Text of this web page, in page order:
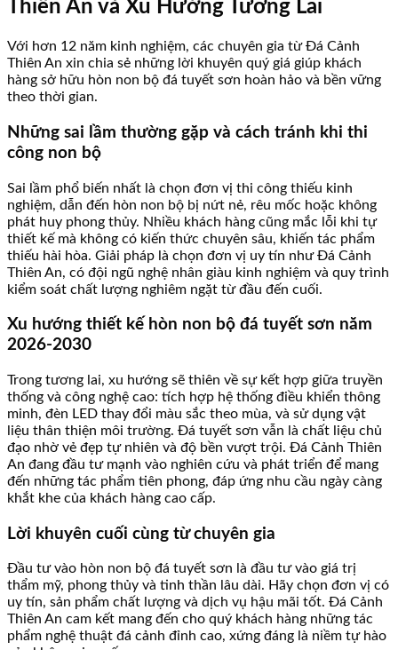
Thiên An và Xu Hướng Tương Lai
Với hơn 12 năm kinh nghiệm, các chuyên gia từ Đá Cảnh
Thiên An xin chia sẻ những lời khuyên quý giá giúp khách
hàng sở hữu hòn non bộ đá tuyết sơn hoàn hảo và bền vững
theo thời gian.
Những sai lầm thường gặp và cách tránh khi thi
công non bộ
Sai lầm phổ biến nhất là chọn đơn vị thi công thiếu kinh
nghiệm, dẫn đến hòn non bộ bị nứt nẻ, rêu mốc hoặc không
phát huy phong thủy. Nhiều khách hàng cũng mắc lỗi khi tự
thiết kế mà không có kiến thức chuyên sâu, khiến tác phẩm
thiếu hài hòa. Giải pháp là chọn đơn vị uy tín như Đá Cảnh
Thiên An, có đội ngũ nghệ nhân giàu kinh nghiệm và quy trình
kiểm soát chất lượng nghiêm ngặt từ đầu đến cuối.
Xu hướng thiết kế hòn non bộ đá tuyết sơn năm
2026-2030
Trong tương lai, xu hướng sẽ thiên về sự kết hợp giữa truyền
thống và công nghệ cao: tích hợp hệ thống điều khiển thông
minh, đèn LED thay đổi màu sắc theo mùa, và sử dụng vật
liệu thân thiện môi trường. Đá tuyết sơn vẫn là chất liệu chủ
đạo nhờ vẻ đẹp tự nhiên và độ bền vượt trội. Đá Cảnh Thiên
An đang đầu tư mạnh vào nghiên cứu và phát triển để mang
đến những tác phẩm tiên phong, đáp ứng nhu cầu ngày càng
khắt khe của khách hàng cao cấp.
Lời khuyên cuối cùng từ chuyên gia
Đầu tư vào hòn non bộ đá tuyết sơn là đầu tư vào giá trị
thẩm mỹ, phong thủy và tinh thần lâu dài. Hãy chọn đơn vị có
uy tín, sản phẩm chất lượng và dịch vụ hậu mãi tốt. Đá Cảnh
Thiên An cam kết mang đến cho quý khách hàng những tác
phẩm nghệ thuật đá cảnh đỉnh cao, xứng đáng là niềm tự hào